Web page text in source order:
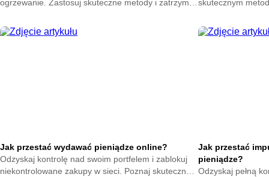
ogrzewanie. Zastosuj skuteczne metody i zatrzymaj skutecznym
oszczędzać już
Jak przestać wydawać pieniądze online?
Odzyskaj kontrolę nad swoim portfelem i zablokuj
niekontrolowane zakupy w sieci. Poznaj skuteczne
Jak przestać
pieniądze?
Odzyskaj pełną